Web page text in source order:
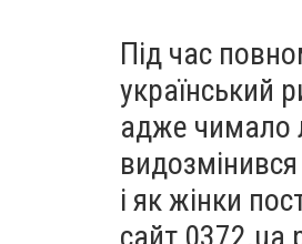
Під час
український
адже чимало
і як жінки